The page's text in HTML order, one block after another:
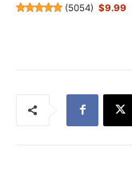
(5054) $9.99